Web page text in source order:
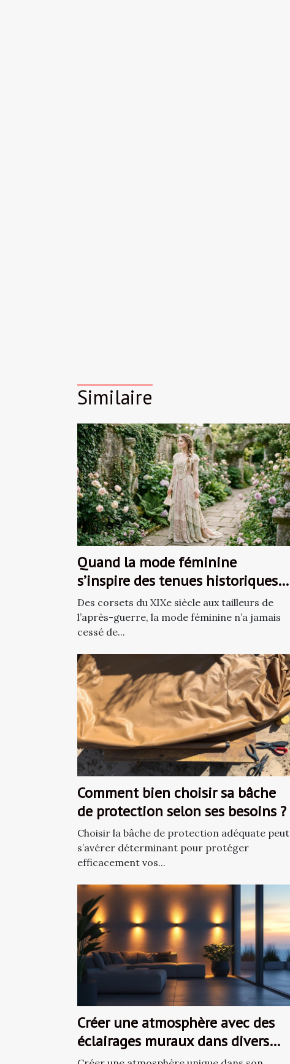
Similaire
Quand la mode féminine
s’inspire des tenues historiques
oubliées
Des corsets du XIXe siècle aux tailleurs de
l’après-guerre, la mode féminine n’a jamais
cessé de...
Comment bien choisir sa bâche
de protection selon ses besoins ?
Choisir la bâche de protection adéquate peut
s’avérer déterminant pour protéger
efficacement vos...
Créer une atmosphère avec des
éclairages muraux dans divers
espaces de vie